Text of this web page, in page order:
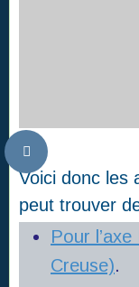
Voici donc les
peut trouver
Pour
Creuse).